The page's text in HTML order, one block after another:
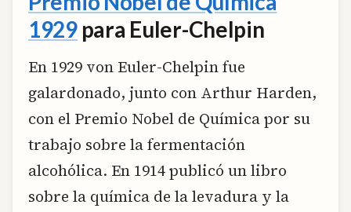
1929para Euler-Chelpin
En 1929 von Euler-Chelpin fue
galardonado, junto con Arthur Harden,
con el Premio Nobel de Química por su
trabajo sobre la fermentación
alcohólica. En 1914 publicó un libro
sobre la química de la levadura y la